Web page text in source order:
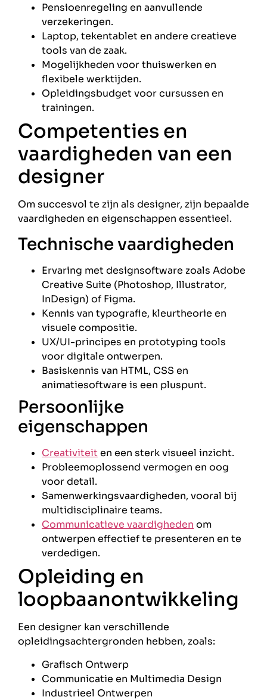
Pensioenregeling en aanvullende
verzekeringen.
Laptop, tekentablet en andere creatieve
tools van de zaak.
Mogelijkheden voor thuiswerken en
flexibele werktijden.
Opleidingsbudget voor cursussen en
trainingen.
Competenties en
vaardigheden van een
designer
Om succesvol te zijn als designer, zijn bepaalde
vaardigheden en eigenschappen essentieel.
Technische vaardigheden
Ervaring met designsoftware zoals Adobe
Creative Suite (Photoshop, Illustrator,
InDesign) of Figma.
Kennis van typografie, kleurtheorie en
visuele compositie.
UX/UI-principes en prototyping tools
voor digitale ontwerpen.
Basiskennis van HTML, CSS en
animatiesoftware is een pluspunt.
Persoonlijke
eigenschappen
Creativiteit en een sterk visueel inzicht.
Probleemoplossend vermogen en oog
voor detail.
Samenwerkingsvaardigheden, vooral bij
multidisciplinaire teams.
Communicatieve vaardigheden om
ontwerpen effectief te presenteren en te
verdedigen.
Opleiding en
loopbaanontwikkeling
Een designer kan verschillende
opleidingsachtergronden hebben, zoals:
Grafisch Ontwerp
Communicatie en Multimedia Design
Industrieel Ontwerpen